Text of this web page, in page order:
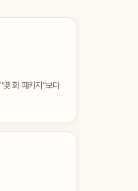
몇 회 패키지"보다